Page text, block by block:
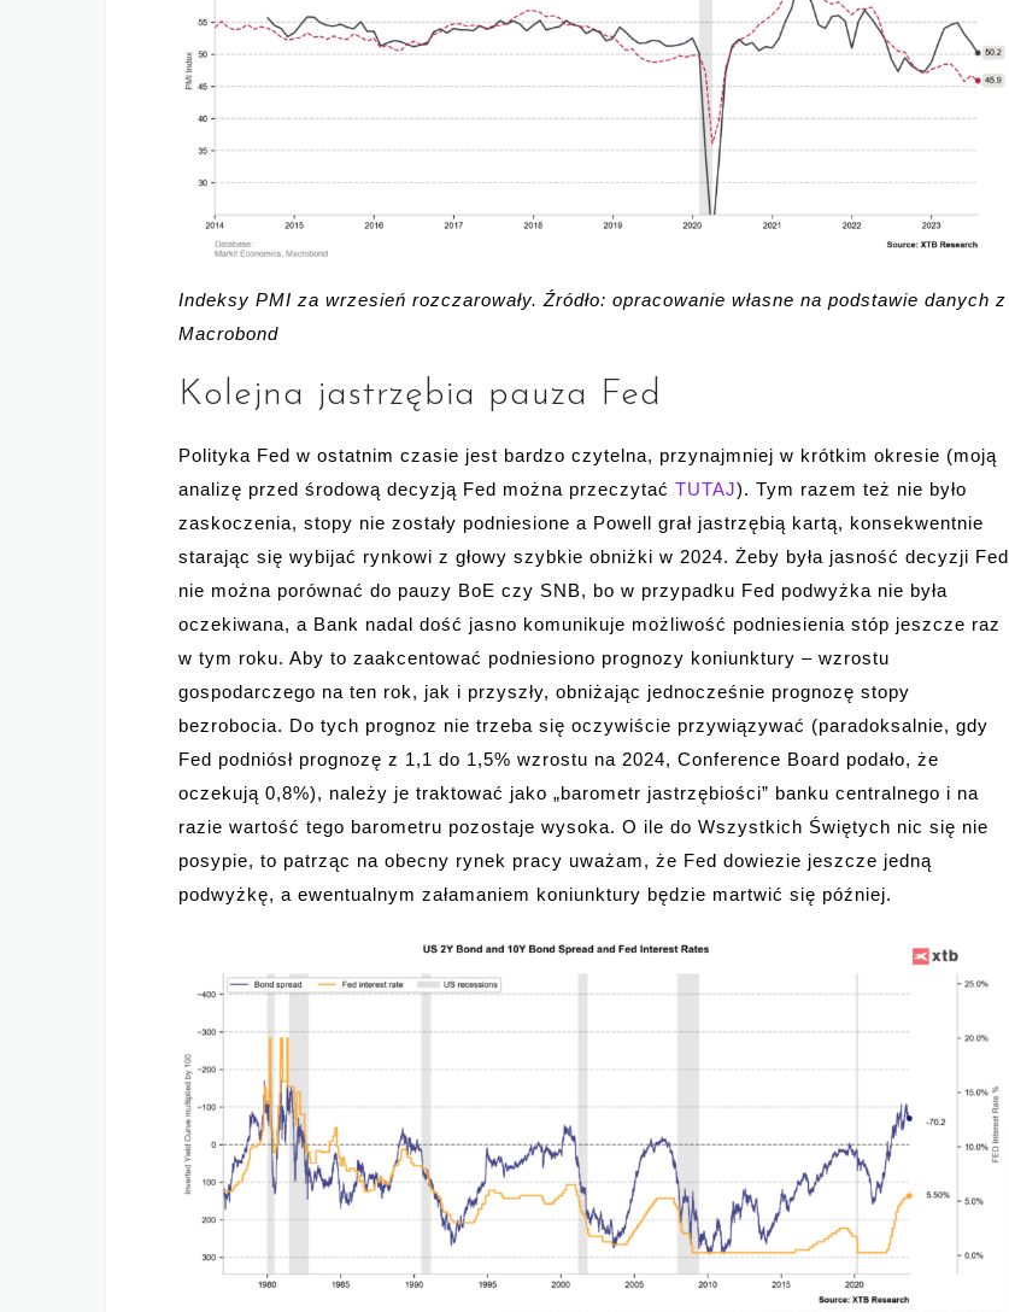
Indeksy PMI za wrzesień rozczarowały. Źródło: opracowanie własne na podstawie danych z
Macrobond
Kolejna jastrzębia pauza Fed
Polityka Fed w ostatnim czasie jest bardzo czytelna, przynajmniej w krótkim okresie (moją
analizę przed środową decyzją Fed można przeczytać TUTAJ). Tym razem też nie było
zaskoczenia, stopy nie zostały podniesione a Powell grał jastrzębią kartą, konsekwentnie
starając się wybijać rynkowi z głowy szybkie obniżki w 2024. Żeby była jasność decyzji Fed
nie można porównać do pauzy BoE czy SNB, bo w przypadku Fed podwyżka nie była
oczekiwana, a Bank nadal dość jasno komunikuje możliwość podniesienia stóp jeszcze raz
w tym roku. Aby to zaakcentować podniesiono prognozy koniunktury – wzrostu
gospodarczego na ten rok, jak i przyszły, obniżając jednocześnie prognozę stopy
bezrobocia. Do tych prognoz nie trzeba się oczywiście przywiązywać (paradoksalnie, gdy
Fed podniósł prognozę z 1,1 do 1,5% wzrostu na 2024, Conference Board podało, że
oczekują 0,8%), należy je traktować jako „barometr jastrzębiości” banku centralnego i na
razie wartość tego barometru pozostaje wysoka. O ile do Wszystkich Świętych nic się nie
posypie, to patrząc na obecny rynek pracy uważam, że Fed dowiezie jeszcze jedną
podwyżkę, a ewentualnym załamaniem koniunktury będzie martwić się później.